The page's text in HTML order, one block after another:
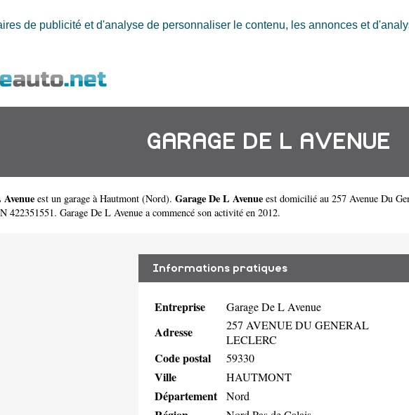
de publicité et d'analyse de personnaliser le contenu, les annonces et
GARAGE DE L AVENUE
est un garage à Hautmont (Nord). Garage De L Avenue est domicilié au 257 Avenue Du
422351551. Garage De L Avenue a commencé son activité en 2012.
Informations pratiques
Entreprise Garage De L Avenue
Adresse
257 AVENUE DU GENERAL
LECLERC
Code postal 59330
Ville HAUTMONT
Département Nord